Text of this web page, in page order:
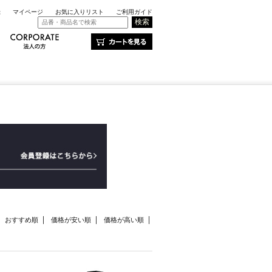
マイページ お気に入りリスト ご利用ガイド
おすすめ順 価格が安い順 価格が高い順